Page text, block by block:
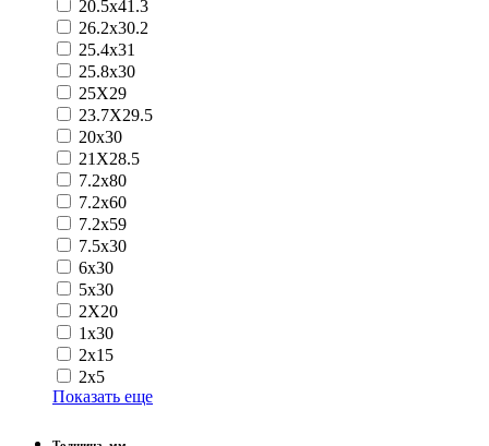
20.5x41.3
26.2x30.2
25.4x31
25.8x30
25Х29
23.7Х29.5
20x30
21Х28.5
7.2x80
7.2x60
7.2x59
7.5x30
6x30
5x30
2Х20
1x30
2x15
2x5
Показать еще